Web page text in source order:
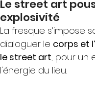
Le street art
explosivité
La fresque s’impose
dialoguer le corps et
le street art, pour un
l'énergie du lieu.